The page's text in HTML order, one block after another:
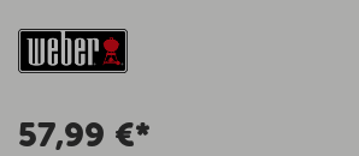
57,99 €*